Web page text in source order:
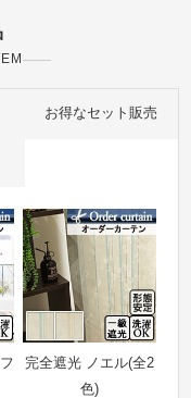
お得なセット販売
完全遮光 ノエル(全2
色)